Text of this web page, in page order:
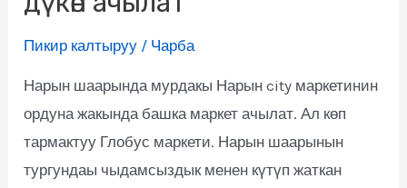
Пикир калтыруу / Чарба
Нарын шаарында мурдакы Нарын city маркетинин
ордуна жакында башка маркет ачылат. Ал көп
тармактуу Глобус маркети. Нарын шаарынын
тургундаы чыдамсыздык менен күтүп жаткан